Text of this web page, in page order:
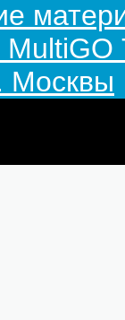
Москвы